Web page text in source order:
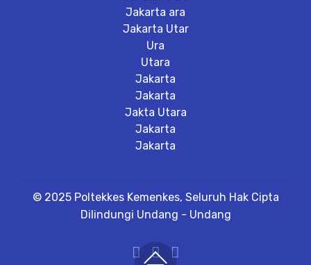
Jakarta ara
Jakarta Utar
Ura
Utara
Jakarta
Jakarta
Jakta Utara
Jakarta
Jakarta
© 2025 Poltekkes Kemenkes, Seluruh Hak Cipta
Dilindungi Undang - Undang